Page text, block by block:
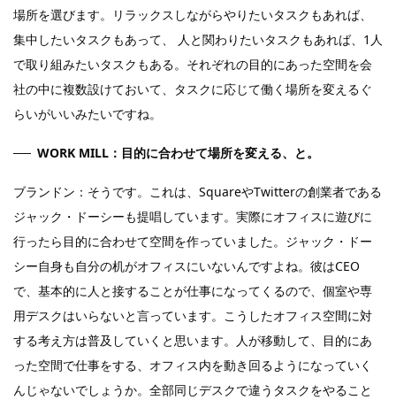
場所を選びます。リラックスしながらやりたいタスクもあれば、
集中したいタスクもあって、 人と関わりたいタスクもあれば、1人
で取り組みたいタスクもある。それぞれの目的にあった空間を会
社の中に複数設けておいて、タスクに応じて働く場所を変えるぐ
らいがいいみたいですね。
WORK MILL：目的に合わせて場所を変える、と。
ブランドン：そうです。これは、SquareやTwitterの創業者である
ジャック・ドーシーも提唱しています。実際にオフィスに遊びに
行ったら目的に合わせて空間を作っていました。ジャック・ドー
シー自身も自分の机がオフィスにいないんですよね。彼はCEO
で、基本的に人と接することが仕事になってくるので、個室や専
用デスクはいらないと言っています。こうしたオフィス空間に対
する考え方は普及していくと思います。人が移動して、目的にあ
った空間で仕事をする、オフィス内を動き回るようになっていく
んじゃないでしょうか。全部同じデスクで違うタスクをやること